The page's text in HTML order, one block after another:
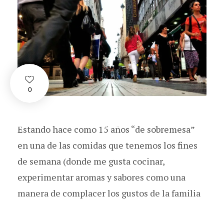
0
Estando hace como 15 años “de sobremesa”
en una de las comidas que tenemos los fines
de semana (donde me gusta cocinar,
experimentar aromas y sabores como una
manera de complacer los gustos de la familia